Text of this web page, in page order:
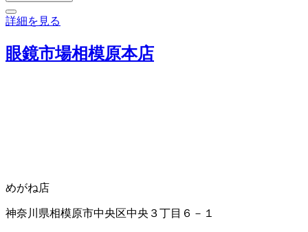
詳細を見る
眼鏡市場相模原本店
めがね店
神奈川県相模原市中央区中央３丁目６－１